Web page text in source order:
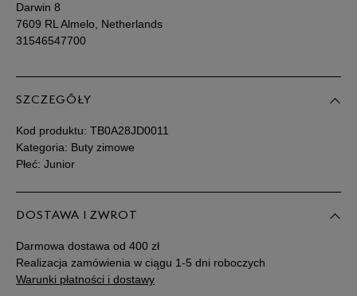
Darwin 8
7609 RL Almelo, Netherlands
31546547700
SZCZEGÓŁY
Kod produktu: TB0A28JD0011
Kategoria: Buty zimowe
Płeć: Junior
DOSTAWA I ZWROT
Darmowa dostawa od 400 zł
Realizacja zamówienia w ciągu 1-5 dni roboczych
Warunki płatności i dostawy